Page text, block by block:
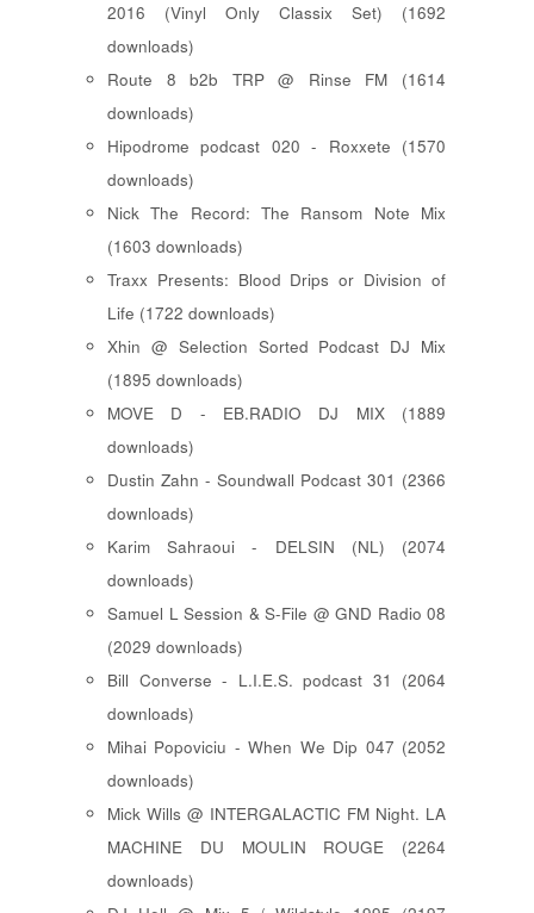
2016 (Vinyl Only Classix Set) (1692
downloads)
Route 8 b2b TRP @ Rinse FM (1614
downloads)
Hipodrome podcast 020 - Roxxete (1570
downloads)
Nick The Record: The Ransom Note Mix
(1603 downloads)
Traxx Presents: Blood Drips or Division of
Life (1722 downloads)
Xhin @ Selection Sorted Podcast DJ Mix
(1895 downloads)
MOVE D - EB.RADIO DJ MIX (1889
downloads)
Dustin Zahn - Soundwall Podcast 301 (2366
downloads)
Karim Sahraoui - DELSIN (NL) (2074
downloads)
Samuel L Session & S-File @ GND Radio 08
(2029 downloads)
Bill Converse - L.I.E.S. podcast 31 (2064
downloads)
Mihai Popoviciu - When We Dip 047 (2052
downloads)
Mick Wills @ INTERGALACTIC FM Night. LA
MACHINE DU MOULIN ROUGE (2264
downloads)